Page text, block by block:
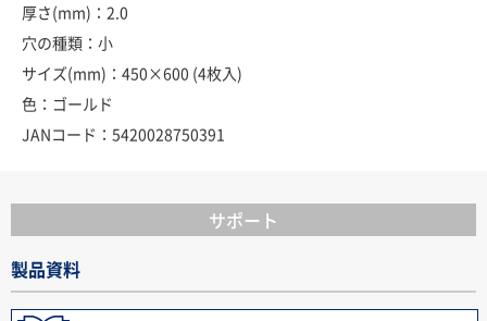
厚さ(mm)：2.0
穴の種類：小
サイズ(mm)：450×600 (4枚入)
色：ゴールド
JANコード：5420028750391
サポート
製品資料